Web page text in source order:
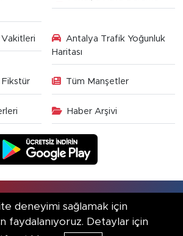
Antalya Trafik Yoğunluk
Haritası
Fikstür Tüm Manşetler
Haber Arşivi
deneyimi sağlamak için
faydalanıyoruz. Detaylar için